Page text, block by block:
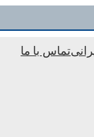
تماس با ما